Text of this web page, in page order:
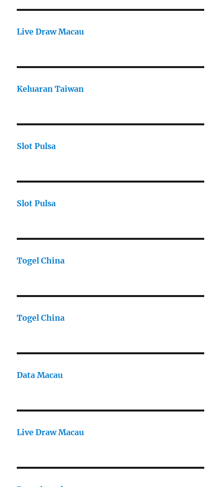
Live Draw Macau
Keluaran Taiwan
Slot Pulsa
Slot Pulsa
Togel China
Togel China
Data Macau
Live Draw Macau